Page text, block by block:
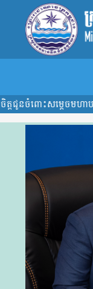
ោះសម្តេចមហាបវរធិប